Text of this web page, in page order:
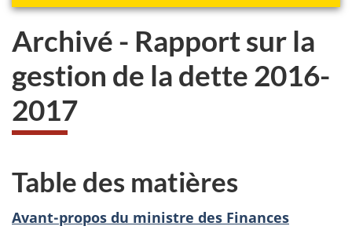
Archivé - Rapport sur la
gestion de la dette 2016-
2017
Table des matières
Avant-propos du ministre des Finances